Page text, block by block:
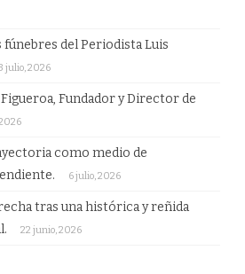
del Periodista Luis
julio, 2026
Fundador y Director de
como medio de
6 julio, 2026
tras una histórica y reñida
22 junio, 2026